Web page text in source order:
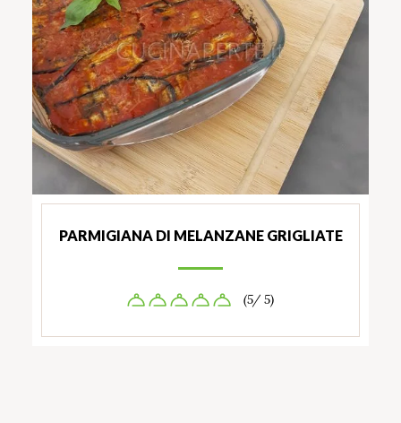
PARMIGIANA DI MELANZANE GRIGLIATE
(5/ 5)